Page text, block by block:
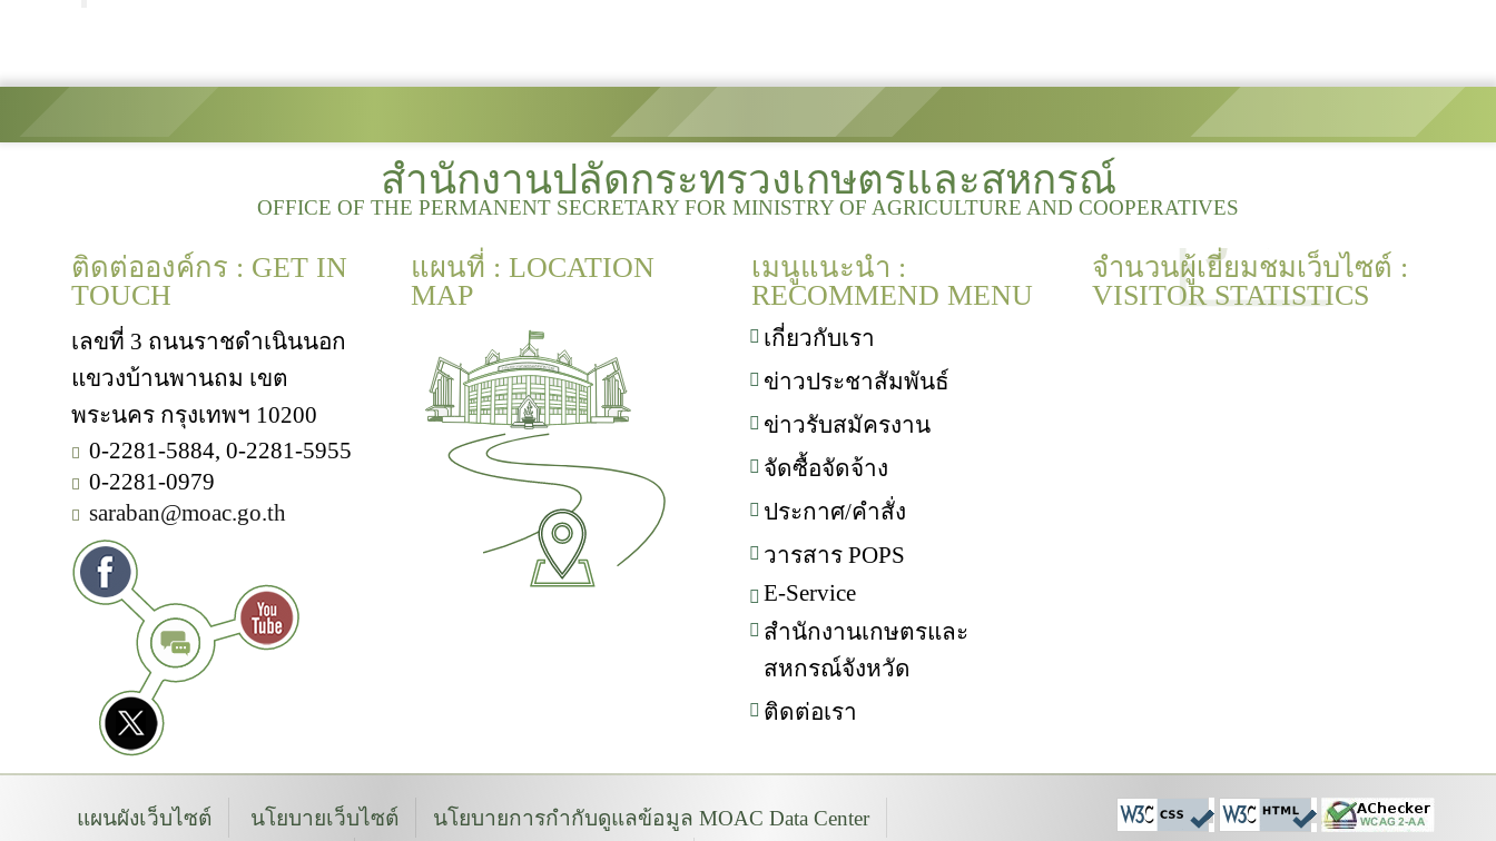
สำนักงานปลัดกระทรวงเกษตรและสหกรณ์
OFFICE OF THE PERMANENT SECRETARY FOR MINISTRY OF AGRICULTURE AND COOPERATIVES
ติดต่อองค์กร : GET IN
TOUCH
เลขที่ 3 ถนนราชดำเนินนอก
แขวงบ้านพานถม เขต
พระนคร กรุงเทพฯ 10200
0-2281-5884, 0-2281-5955
0-2281-0979
saraban@moac.go.th
แผนที่ : LOCATION
MAP
เมนูแนะนำ :
RECOMMEND MENU
เกี่ยวกับเรา
ข่าวประชาสัมพันธ์
ข่าวรับสมัครงาน
จัดซื้อจัดจ้าง
ประกาศ/คำสั่ง
วารสาร POPS
E-Service
สำนักงานเกษตรและ
สหกรณ์จังหวัด
ติดต่อเรา
จำนวนผู้เยี่ยมชมเว็บไซต์ :
VISITOR STATISTICS
แผนผังเว็บไซต์ นโยบายเว็บไซต์ นโยบายการกำกับดูแลข้อมูล MOAC Data Center